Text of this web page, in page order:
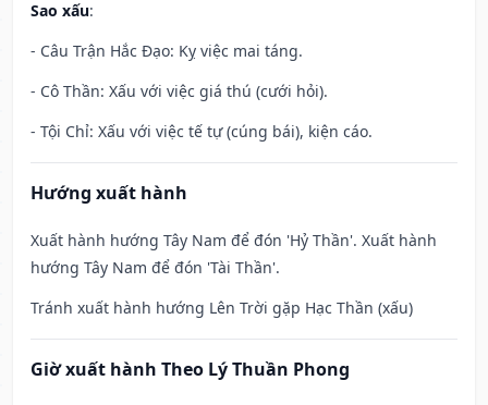
Sao xấu:
- Câu Trận Hắc Đạo: Kỵ việc mai táng.
- Cô Thần: Xấu với việc giá thú (cưới hỏi).
- Tội Chỉ: Xấu với việc tế tự (cúng bái), kiện cáo.
Hướng xuất hành
Xuất hành hướng Tây Nam để đón 'Hỷ Thần'. Xuất hành
hướng Tây Nam để đón 'Tài Thần'.
Tránh xuất hành hướng Lên Trời gặp Hạc Thần (xấu)
Giờ xuất hành Theo Lý Thuần Phong